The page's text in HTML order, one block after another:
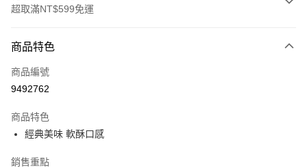
超取滿NT$599免運
信用卡一次付款
超商取貨付款
Apple Pay
街口支付
商品特色
商品編號
9492762
商品特色
經典美味 軟酥口感
銷售重點